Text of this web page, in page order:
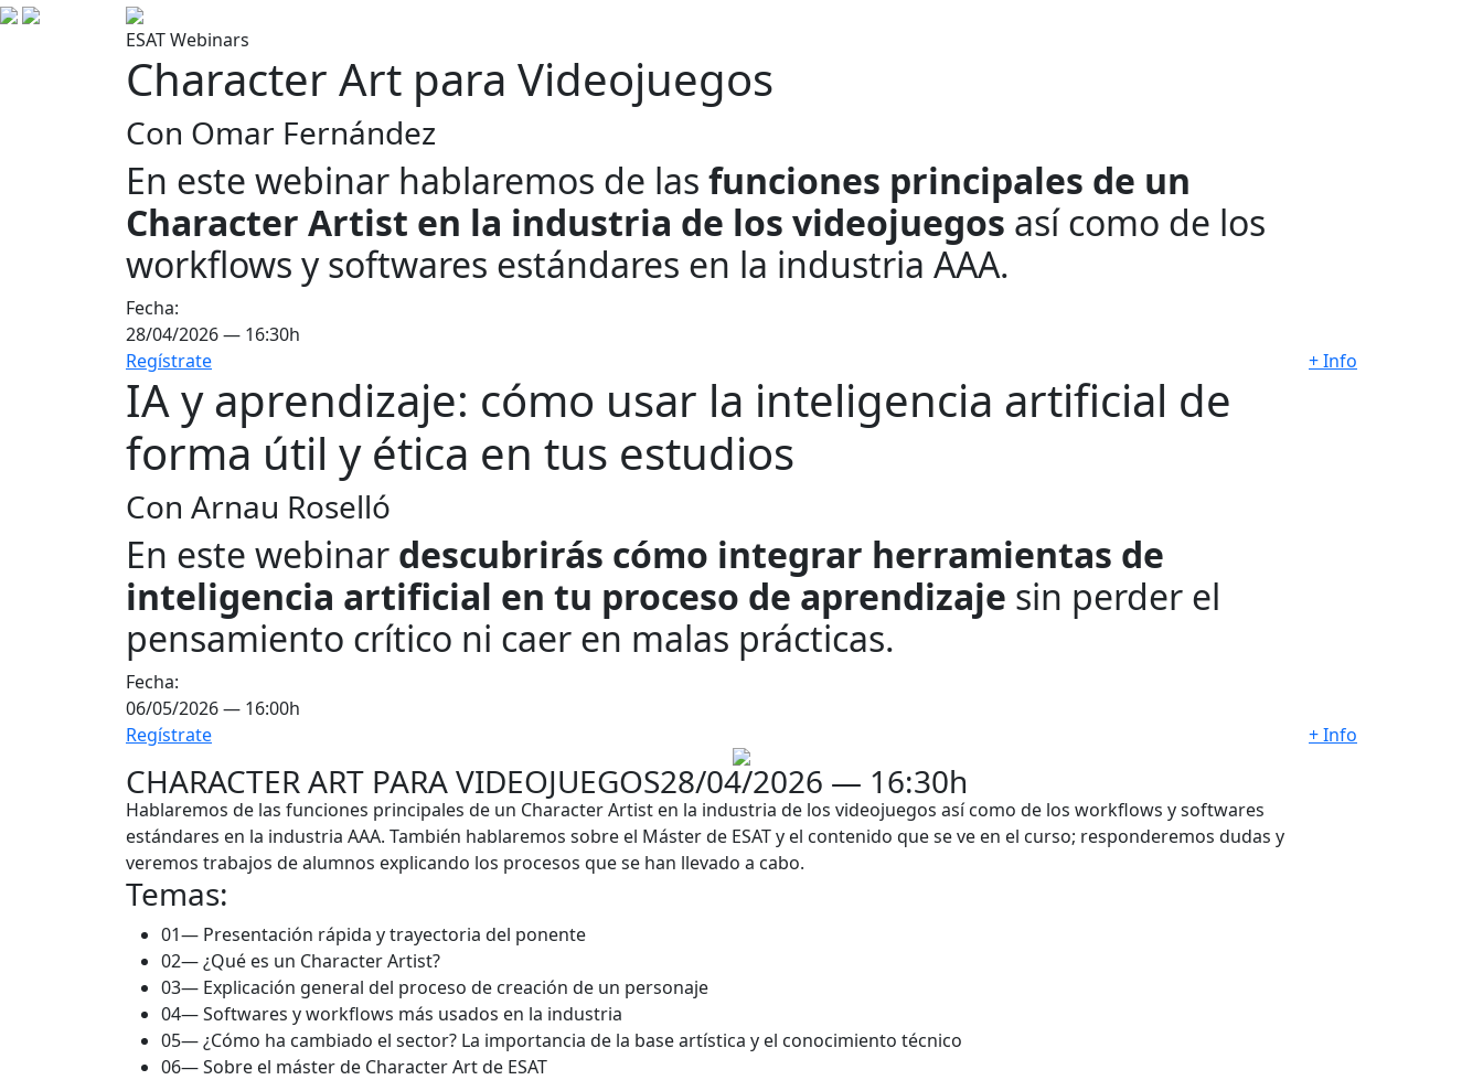
ESAT Webinars
Character Art para Videojuegos
Con Omar Fernández
En este webinar hablaremos de las funciones principales de un
Character Artist en la industria de los videojuegos así como de los
workflows y softwares estándares en la industria AAA.
Fecha:
28/04/2026 — 16:30h
Regístrate
+ Info
IA y aprendizaje: cómo usar la inteligencia artificial de
forma útil y ética en tus estudios
Con Arnau Roselló
En este webinar descubrirás cómo integrar herramientas de
inteligencia artificial en tu proceso de aprendizaje sin perder el
pensamiento crítico ni caer en malas prácticas.
Fecha:
06/05/2026 — 16:00h
Regístrate
+ Info
CHARACTER ART PARA VIDEOJUEGOS28/04/2026 — 16:30h
Hablaremos de las funciones principales de un Character Artist en la industria de los videojuegos así como de los workflows y softwares
estándares en la industria AAA. También hablaremos sobre el Máster de ESAT y el contenido que se ve en el curso; responderemos dudas y
veremos trabajos de alumnos explicando los procesos que se han llevado a cabo.
Temas:
01— Presentación rápida y trayectoria del ponente
02—¿Qué es un Character Artist?
03— Explicación general del proceso de creación de un personaje
04—Softwares y workflows más usados en la industria
05—¿Cómo ha cambiado el sector? La importancia de la base artística y el conocimiento técnico
06—Sobre el máster de Character Art de ESAT